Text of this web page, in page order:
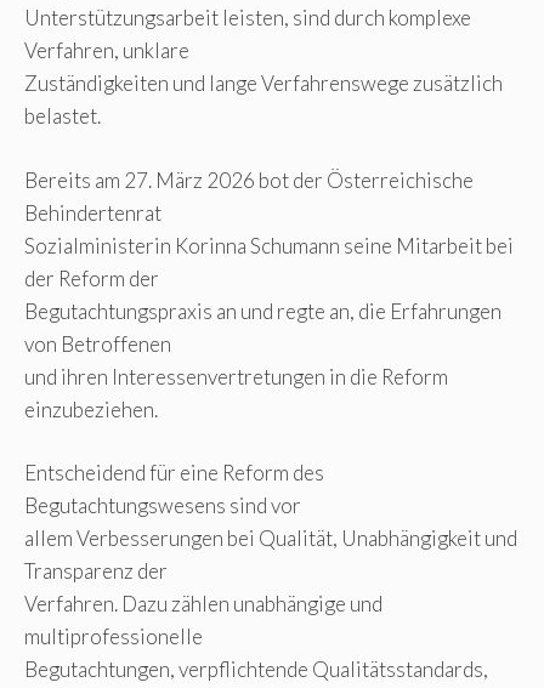
Unterstützungsarbeit leisten, sind durch komplexe
Verfahren, unklare
Zuständigkeiten und lange Verfahrenswege zusätzlich
belastet.
Bereits am 27. März 2026 bot der Österreichische
Behindertenrat
Sozialministerin Korinna Schumann seine Mitarbeit bei
der Reform der
Begutachtungspraxis an und regte an, die Erfahrungen
von Betroffenen
und ihren Interessenvertretungen in die Reform
einzubeziehen.
Entscheidend für eine Reform des
Begutachtungswesens sind vor
allem Verbesserungen bei Qualität, Unabhängigkeit und
Transparenz der
Verfahren. Dazu zählen unabhängige und
multiprofessionelle
Begutachtungen, verpflichtende Qualitätsstandards,